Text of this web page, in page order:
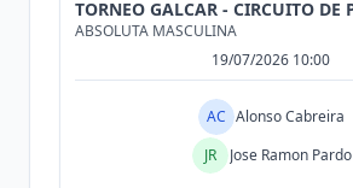
ABSOLUTA MASCULINA
19/07/2026 10:00
AC Alonso Cabreira
JR
Jose Ramon Pardo